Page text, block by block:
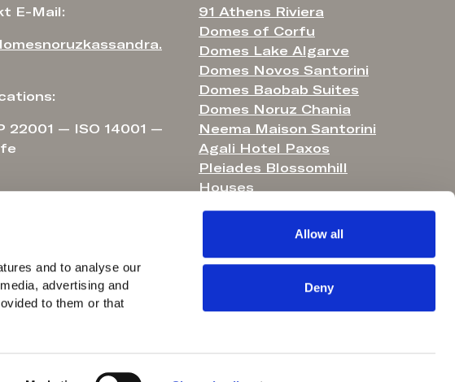
and to analyse our
advertising and
to them or that
Allow all
Deny
E-Mail:
22001 — ISO 14001 —
91 Athens Riviera
Domes of Corfu
Domes Lake Algarve
Domes Novos Santorini
Domes Baobab Suites
Domes Noruz Chania
Neema Maison Santorini
Agali Hotel Paxos
Pleiades Blossomhill
Houses
Domes Aulūs Elounda
Aulūs Lindos Rhodes